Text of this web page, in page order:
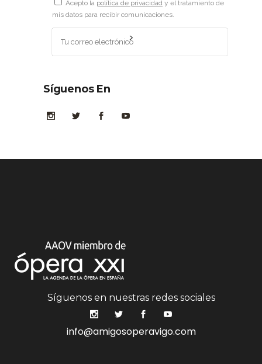
Acepto la política de privacidad y el tratamiento de
mis datos para recibir comunicaciones.
Síguenos En
Síguenos en nuestras redes sociales
info@amigosoperavigo.com